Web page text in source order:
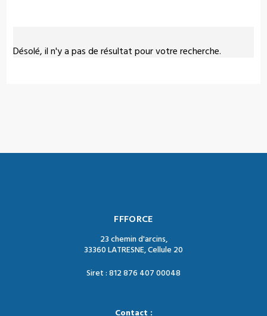
Désolé, il n'y a pas de résultat pour votre recherche.
FFFORCE
23 chemin d'arcins,
33360 LATRESNE, Cellule 20
Siret : 812 876 407 00048
Contact :